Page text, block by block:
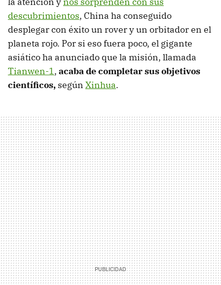
descubrimientos, China ha conseguido
desplegar con éxito un rover y un orbitador en el
planeta rojo. Por si eso fuera poco, el gigante
asiático ha anunciado que la misión, llamada
Tianwen-1, acaba de completar sus objetivos
científicos, según Xinhua.